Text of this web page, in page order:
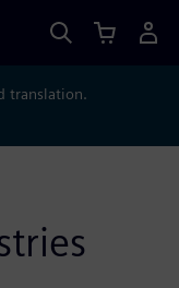
translation.